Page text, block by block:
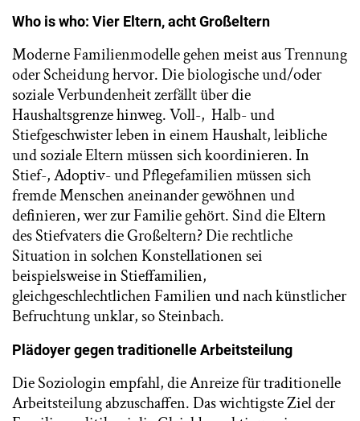
Who is who: Vier Eltern, acht Großeltern
Moderne Familienmodelle gehen meist aus Trennung
oder Scheidung hervor. Die biologische und/oder
soziale Verbundenheit zerfällt über die
Haushaltsgrenze hinweg. Voll-, Halb- und
Stiefgeschwister leben in einem Haushalt, leibliche
und soziale Eltern müssen sich koordinieren. In
Stief-, Adoptiv- und Pflegefamilien müssen sich
fremde Menschen aneinander gewöhnen und
definieren, wer zur Familie gehört. Sind die Eltern
des Stiefvaters die Großeltern? Die rechtliche
Situation in solchen Konstellationen sei
beispielsweise in Stieffamilien,
gleichgeschlechtlichen Familien und nach künstlicher
Befruchtung unklar, so Steinbach.
Plädoyer gegen traditionelle Arbeitsteilung
Die Soziologin empfahl, die Anreize für traditionelle
Arbeitsteilung abzuschaffen. Das wichtigste Ziel der